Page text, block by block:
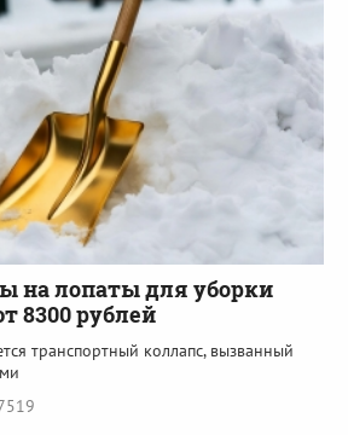
на лопаты для уборки
8300 рублей
транспортный коллапс, вызванный